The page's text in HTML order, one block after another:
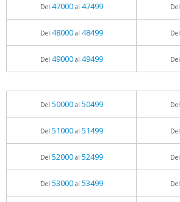
Del 47000al 47499 Del
Del 48000al 48499 Del
Del 49000al 49499 Del
Del 50000al 50499 Del
Del 51000al 51499 Del
Del 52000al 52499 Del
Del 53000al 53499 Del